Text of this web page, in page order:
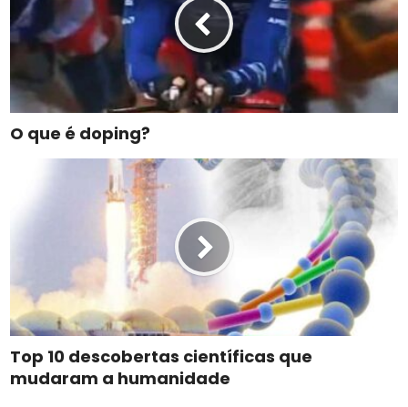
O que é doping?
Top 10 descobertas científicas que
mudaram a humanidade